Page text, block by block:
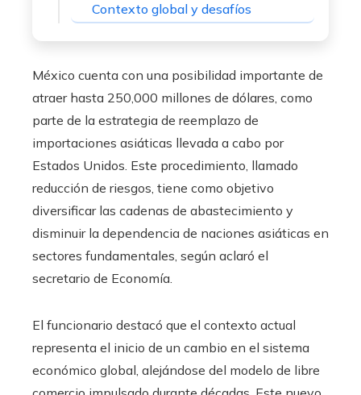
Contexto global y desafíos
México cuenta con una posibilidad importante de
atraer hasta 250,000 millones de dólares, como
parte de la estrategia de reemplazo de
importaciones asiáticas llevada a cabo por
Estados Unidos. Este procedimiento, llamado
reducción de riesgos, tiene como objetivo
diversificar las cadenas de abastecimiento y
disminuir la dependencia de naciones asiáticas en
sectores fundamentales, según aclaró el
secretario de Economía.
El funcionario destacó que el contexto actual
representa el inicio de un cambio en el sistema
económico global, alejándose del modelo de libre